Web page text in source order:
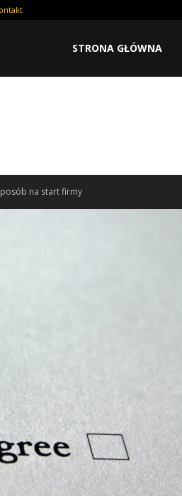
STRONA GŁÓWNA
na start firmy